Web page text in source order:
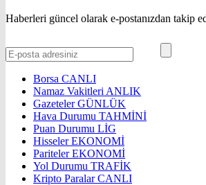
Haberleri güncel olarak e-postanızdan takip
Borsa CANLI
Namaz Vakitleri ANLIK
GazetelerGÜNLÜK
Hava Durumu TAHMİNİ
Puan Durumu LİG
HisselerEKONOMİ
ParitelerEKONOMİ
Yol Durumu TRAFİK
Kripto ParalarCANLI